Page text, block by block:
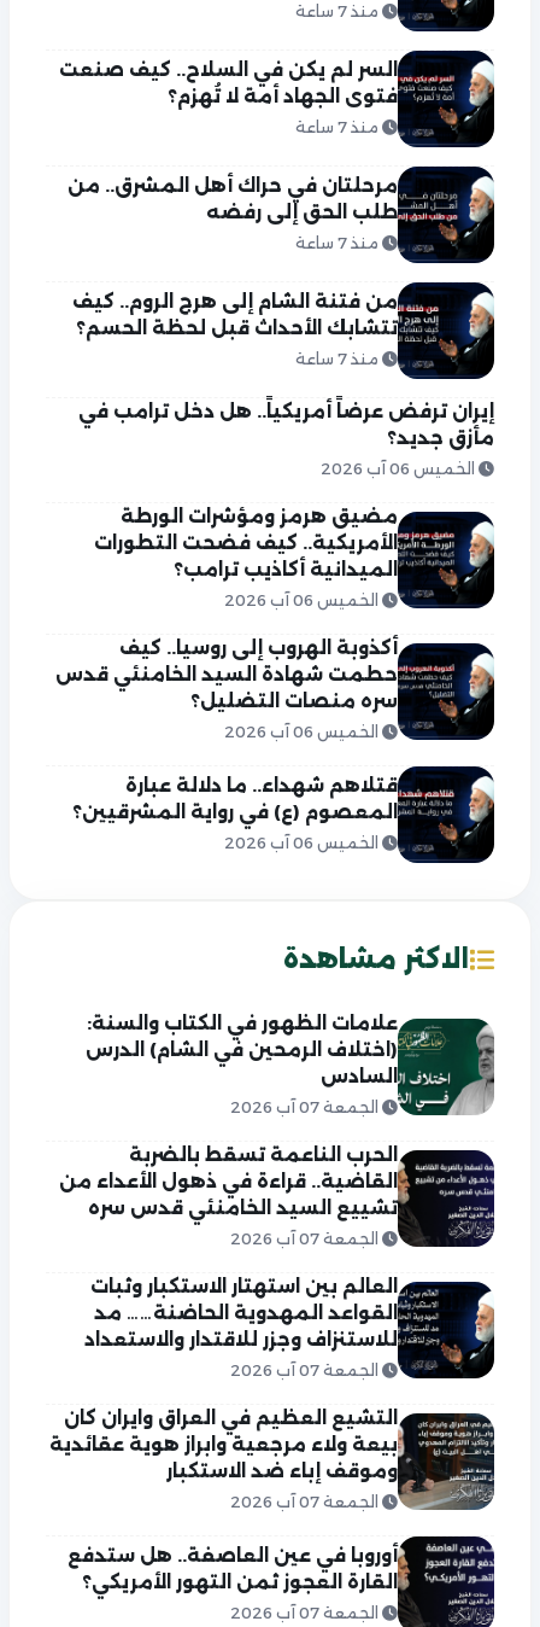
منذ 7 ساعة
السر لم يكن في السلاح.. كيف صنعت
فتوى الجهاد أمة لا تُهزم؟
منذ 7 ساعة
مرحلتان في حراك أهل المشرق.. من
طلب الحق إلى رفضه
منذ 7 ساعة
من فتنة الشام إلى هرج الروم.. كيف
تتشابك الأحداث قبل لحظة الحسم؟
منذ 7 ساعة
إيران ترفض عرضاً أمريكياً.. هل دخل ترامب في
مأزق جديد؟
الخميس 06 آب 2026
مضيق هرمز ومؤشرات الورطة
الأمريكية.. كيف فضحت التطورات
الميدانية أكاذيب ترامب؟
الخميس 06 آب 2026
أكذوبة الهروب إلى روسيا.. كيف
حطمت شهادة السيد الخامنئي قدس
سره منصات التضليل؟
الخميس 06 آب 2026
قتلاهم شهداء.. ما دلالة عبارة
المعصوم (ع) في رواية المشرقيين؟
الخميس 06 آب 2026
الاكثر مشاهدة
علامات الظهور في الكتاب والسنة:
(اختلاف الرمحين في الشام) الدرس
السادس
الجمعة 07 آب 2026
الحرب الناعمة تسقط بالضربة
القاضية.. قراءة في ذهول الأعداء من
تشييع السيد الخامنئي قدس سره
الجمعة 07 آب 2026
العالم بين استهتار الاستكبار وثبات
القواعد المهدوية الحاضنة…… مد
للاستنزاف وجزر للاقتدار والاستعداد
الجمعة 07 آب 2026
التشيع العظيم في العراق وايران كان
بيعة ولاء مرجعية وابراز هوية عقائدية
وموقف إباء ضد الاستكبار
الجمعة 07 آب 2026
أوروبا في عين العاصفة.. هل ستدفع
القارة العجوز ثمن التهور الأمريكي؟
الجمعة 07 آب 2026